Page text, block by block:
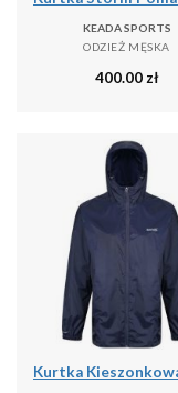
KEADA SPORTS
ODZIEŻ MĘSKA
400.00 zł